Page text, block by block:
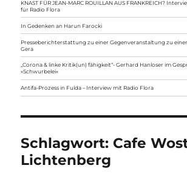
KNAST FÜR JEAN-MARC ROUILLAN AUS FRANKREICH?
für Radio Flora
In Gedenken an Harun Farocki
Presseberichterstattung zu einer Gegenveranstaltung zu
Gera
„Corona & linke Kritik(un) fähigkeit“- Gerhard Hanloser im
»Schwurbelei«
Antifa-Prozess in Fulda – Interview mit Radio Flora
Schlagwort: Cafe
Lichtenberg